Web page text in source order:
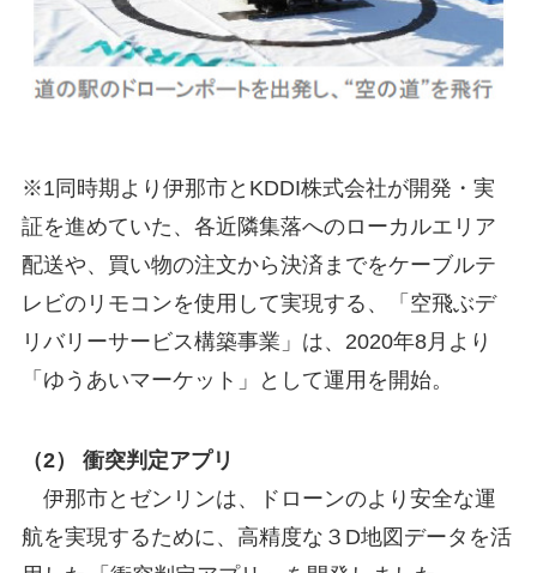
※1同時期より伊那市とKDDI株式会社が開発・実
証を進めていた、各近隣集落へのローカルエリア
配送や、買い物の注文から決済までをケーブルテ
レビのリモコンを使用して実現する、「空飛ぶデ
リバリーサービス構築事業」は、2020年8月より
「ゆうあいマーケット」として運用を開始。
（2） 衝突判定アプリ
伊那市とゼンリンは、ドローンのより安全な運
航を実現するために、高精度な３D地図データを活